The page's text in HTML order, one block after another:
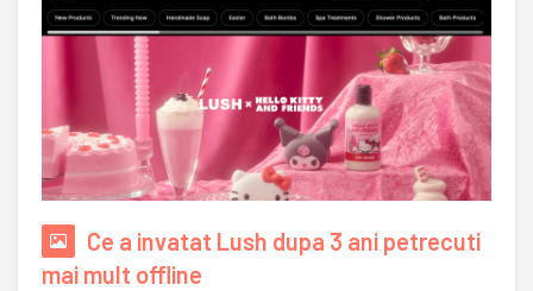
Ce a invatat Lush dupa 3 ani petrecuti
mai mult offline